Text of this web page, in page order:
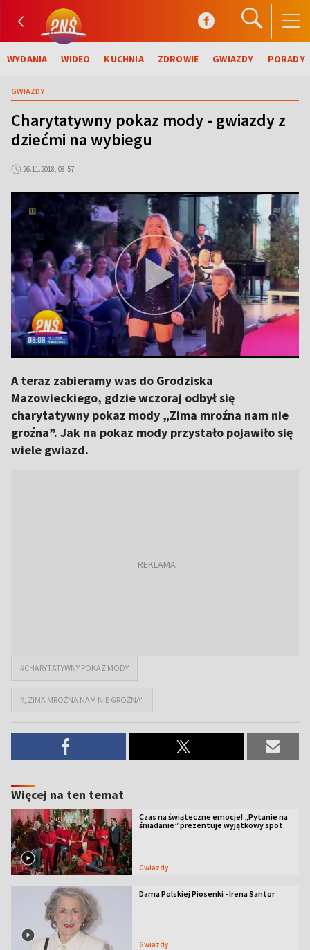
WYDANIA WIDEO KUCHNIA ZDROWIE GWIAZDY PORADY
GWIAZDY
Charytatywny pokaz mody - gwiazdy z
dziećmi na wybiegu
26.11.2018, 08:57
A teraz zabieramy was do Grodziska
Mazowieckiego, gdzie wczoraj odbył się
charytatywny pokaz mody „Zima mroźna nam nie
groźna”. Jak na pokaz mody przystało pojawiło się
wiele gwiazd.
#CHARYTATYWNY POKAZ MODY
#„ZIMA MROŹNA NAM NIE GROŹNA”
Więcej na ten temat
Czas na świąteczne emocje! „Pytanie na
śniadanie” prezentuje wyjątkowy spot
Gwiazdy
Dama Polskiej Piosenki - Irena Santor
Gwiazdy